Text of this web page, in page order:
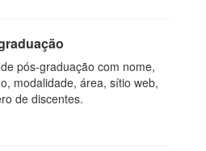
pós-graduação com nome,
modalidade, área, sítio web,
de discentes.